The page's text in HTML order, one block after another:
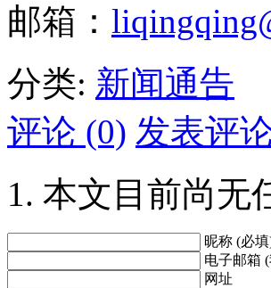
邮箱：
分类: 新闻通告
评论 (0) 发表评
本文目前尚无
昵称 (必
电子邮箱
网址